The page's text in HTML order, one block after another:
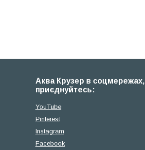
Аква Крузер в соцмережах,
приєднуйтесь:
YouTube
Pinterest
Instagram
Facebook